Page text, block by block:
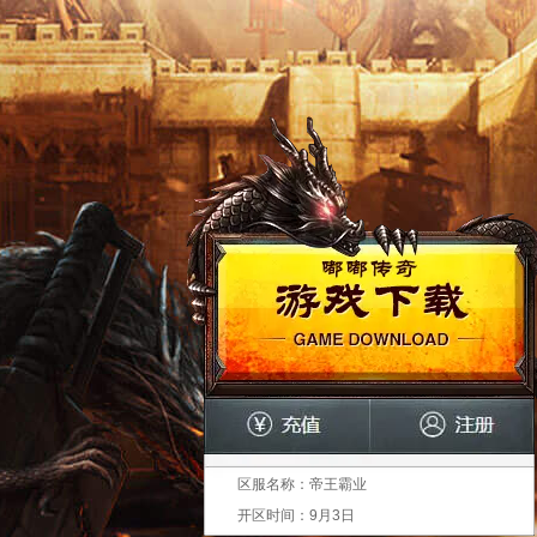
区服名称： 帝王霸业
开区时间： 9月3日